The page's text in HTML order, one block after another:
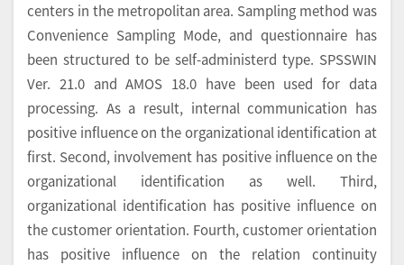
centers in the metropolitan area. Sampling method was
Convenience Sampling Mode, and questionnaire has
been structured to be self-administerd type. SPSSWIN
Ver. 21.0 and AMOS 18.0 have been used for data
processing. As a result, internal communication has
positive influence on the organizational identification at
first. Second, involvement has positive influence on the
organizational identification as well. Third,
organizational identification has positive influence on
the customer orientation. Fourth, customer orientation
has positive influence on the relation continuity